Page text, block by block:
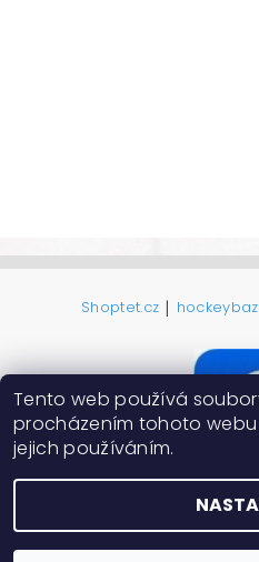
Shoptet.cz |
2026 ©ProHokejky.cz,
Tento web používá
procházením tohoto
jejich používáním.